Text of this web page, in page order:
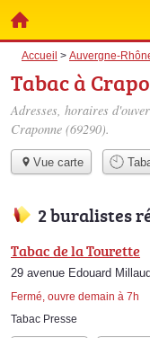
Accueil > Auvergne-
Tabac à
Adresses, horaires
Craponne (69290).
Vue carte
2 buralistes
Tabac de la Tourette
29 avenue Edouard
Fermé, ouvre demain à 7h
Tabac Presse